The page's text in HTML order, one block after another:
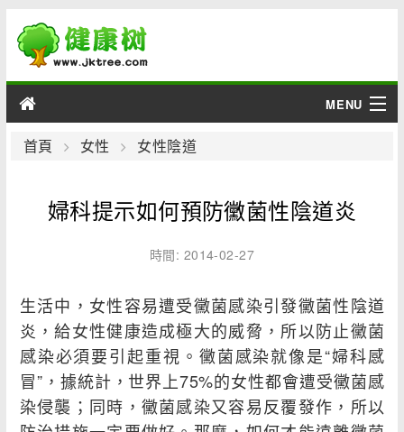
MENU
男性
綜合
疾病
首頁 女性 女性陰道
婦科提示如何預防黴菌性陰道炎
時間: 2014-02-27
生活中，女性容易遭受黴菌感染引發黴菌性陰道
炎，給女性健康造成極大的威脅，所以防止黴菌
感染必須要引起重視。黴菌感染就像是“婦科感
冒”，據統計，世界上75%的女性都會遭受黴菌感
染侵襲；同時，黴菌感染又容易反覆發作，所以